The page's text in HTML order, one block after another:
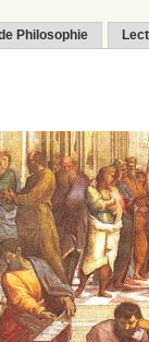
Philosophie